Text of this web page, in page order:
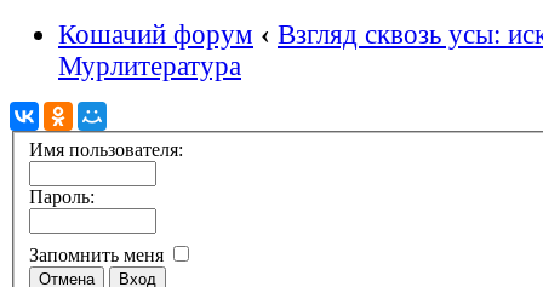
Кошачий форум ‹ Взгляд сквозь усы:
Мурлитература
Имя пользователя:
Пароль:
Запомнить меня